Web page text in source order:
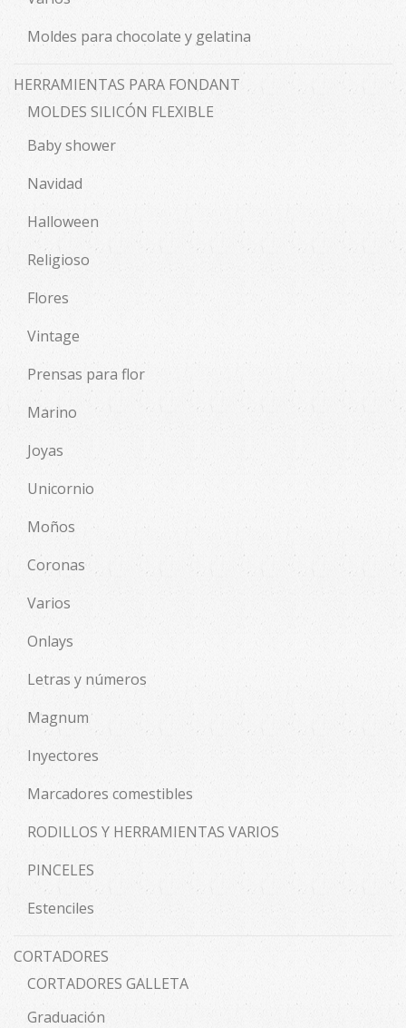
Moldes para chocolate y gelatina
HERRAMIENTAS PARA FONDANT
MOLDES SILICÓN FLEXIBLE
Baby shower
Navidad
Halloween
Religioso
Flores
Vintage
Prensas para flor
Marino
Joyas
Unicornio
Moños
Coronas
Varios
Onlays
Letras y números
Magnum
Inyectores
Marcadores comestibles
RODILLOS Y HERRAMIENTAS VARIOS
PINCELES
Estenciles
CORTADORES
CORTADORES GALLETA
Graduación